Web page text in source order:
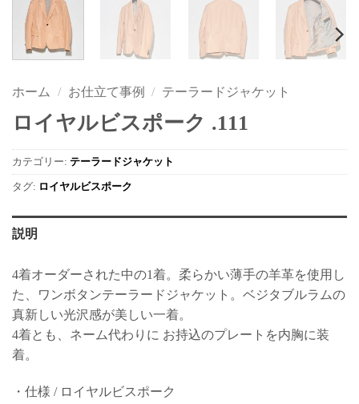
ホーム / お仕立て事例 / テーラードジャケット
ロイヤルビスポーク .111
カテゴリー: テーラードジャケット
タグ: ロイヤルビスポーク
説明
4着オーダーされた中の1着。柔らかい薄手の羊革を使用し
た、ワンボタンテーラードジャケット。ベジタブルラムの
真新しい光沢感が美しい一着。
4着とも、ネーム代わりに お持込のプレートを内胸に装
着。
・仕様 / ロイヤルビスポーク